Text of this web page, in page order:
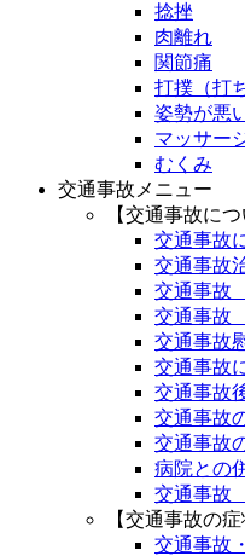
捻挫
肉離れ
関節痛
打撲（打
姿勢が悪
マッサー
むくみ
交通事故メニュー
【交通事故につ
交通事故
交通事故
交通事故
交通事故
交通事故
交通事故
交通事故
交通事故
交通事故
病院との
交通事故
【交通事故の症
交通事故